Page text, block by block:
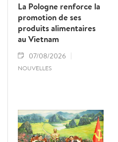
La Pologne renforce la
promotion de ses
produits alimentaires
au Vietnam
07/08/2026
NOUVELLES